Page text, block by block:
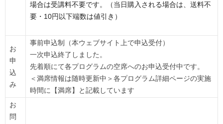
場合は受講料不要です。（当日購入される場合は、送料不
要・10円以下端数は値引き）
お
申
込
み
事前申込制（本ウェブサイト上で申込受付）
一次申込終了しました。
先着順にて各プログラムの空席へのお申込受付中です。
＜満席情報は随時更新中＞各プログラム詳細ページの実施
時間に
【満席】
と記載しています
お
問